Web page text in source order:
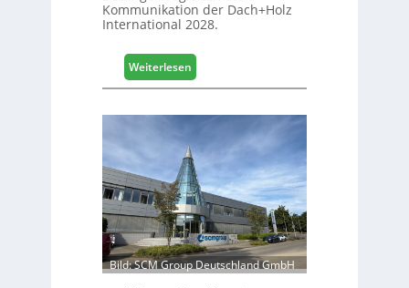
G
e
s
c
h
f
s
j
a
h
r
Kommunikation der Dach+Holz
International 2028.
Weiterlesen:
V
r
r
e
t
e
r
f
ü
r
Bild: SCM Group Deutschland GmbH